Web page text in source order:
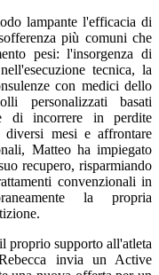
lampante l'efficacia di
più comuni che
pesi: l'insorgenza di
tecnica, la
con medici dello
personalizzati basati
di incorrere in perdite
diversi mesi e affrontare
Matteo ha impiegato
recupero, risparmiando
convenzionali in
la propria
proprio supporto all'atleta
invia un Active